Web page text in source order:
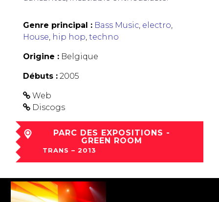
Genre principal : Bass Music, electro,
House, hip hop, techno
Origine : Belgique
Débuts : 2005
Web
Discogs
PARC DES EXPOSITIONS -
GREEN ROOM
TRANS – 2013